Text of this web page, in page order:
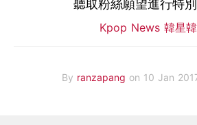
聽取粉絲願望進行特別
Kpop News 韓星
By ranzapang on 10 Jan